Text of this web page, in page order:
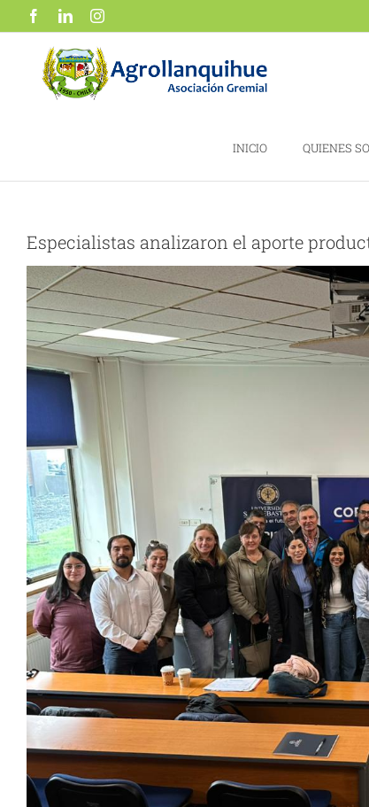
al
contenido
FacebookLinkedInInstagram
INICIO QUIENES
Especialistas analizaron el aporte
imagen
más
grande